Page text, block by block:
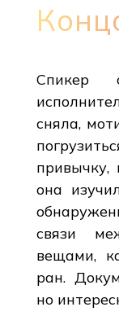
Спикер
сняла,
привычку,
она
связи
вещами,
ран.
но